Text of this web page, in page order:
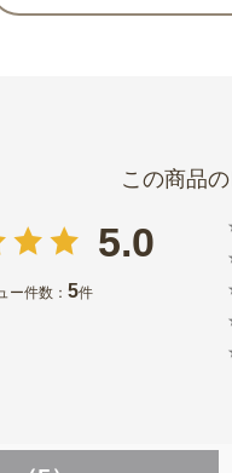
5.0
ー件数： 5件